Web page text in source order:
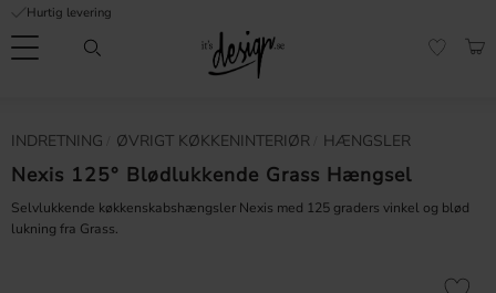
Menu
Hurtig levering
INDRETNING ØVRIGT KØKKENINTERIØR HÆNGSLER
Nexis 125° Blødlukkende Grass Hængsel
Selvlukkende køkkenskabshængsler Nexis med 125 graders vinkel og blød
lukning fra Grass.
Gem
Ofte stillede
spørgsmål
sider |
It's
Design